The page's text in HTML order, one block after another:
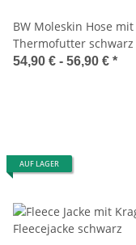
BW Moleskin Hose mit
Thermofutter
Tec 11321002
54,90 € - 56,90 € *
AUF LAGER